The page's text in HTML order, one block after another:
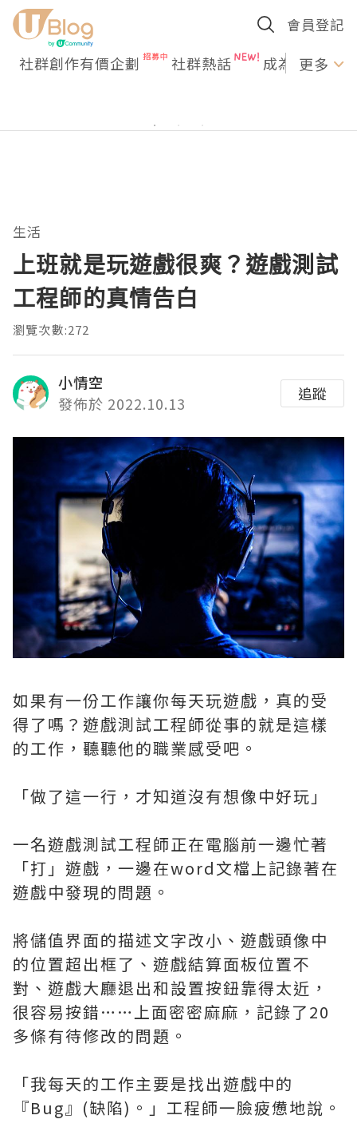
會員登記
社群創作有價企劃 社群熱話 成為U更多
生活
上班就是玩遊戲很爽？遊戲測試
工程師的真情告白
瀏覽次數:272
小情空
發佈於 2022.10.13
追蹤
如果有一份工作讓你每天玩遊戲，真的受
得了嗎？遊戲測試工程師從事的就是這樣
的工作，聽聽他的職業感受吧。
「做了這一行，才知道沒有想像中好玩」
一名遊戲測試工程師正在電腦前一邊忙著
「打」遊戲，一邊在word文檔上記錄著在
遊戲中發現的問題。
將儲值界面的描述文字改小、遊戲頭像中
的位置超出框了、遊戲結算面板位置不
對、遊戲大廳退出和設置按鈕靠得太近，
很容易按錯……上面密密麻麻，記錄了20
多條有待修改的問題。
「我每天的工作主要是找出遊戲中的
『Bug』(缺陷)。」工程師一臉疲憊地說。